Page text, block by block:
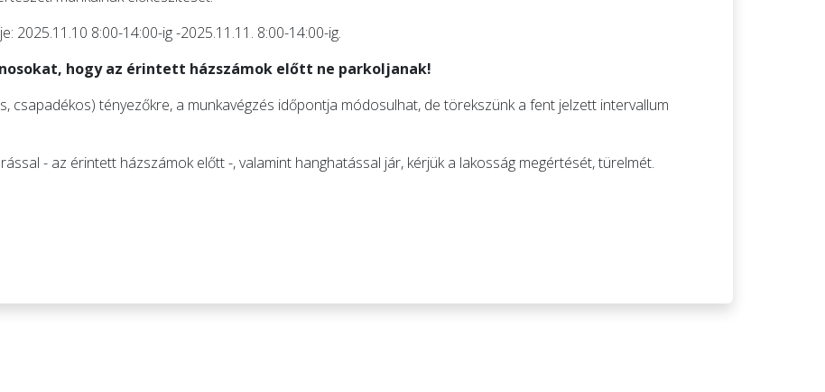
2025.11.10 8:00-14:00-ig -2025.11.11. 8:00-14:00-ig.
hogy az érintett házszámok előtt ne parkoljanak!
csapadékos) tényezőkre, a munkavégzés időpontja módosulhat, de törekszünk a fent jelzett intervallum
- az érintett házszámok előtt -, valamint hanghatással jár, kérjük a lakosság megértését, türelmét.